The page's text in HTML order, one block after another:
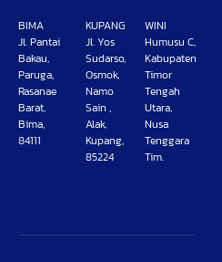
BIMA
Jl. Pantai
Bakau,
Paruga,
Rasanae
Barat,
Bima,
84111
KUPANG
Jl. Yos
Sudarso,
Osmok,
Namo
Sain ,
Alak,
Kupang,
85224
WINI
Humusu C,
Kabupaten
Timor
Tengah
Utara,
Nusa
Tenggara
Tim.